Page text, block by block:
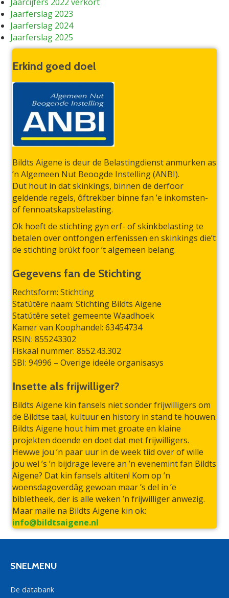
Jaarferslag 2023
Jaarferslag 2024
Jaarferslag 2025
Erkind goed doel
Bildts Aigene is deur de Belastingdienst anmurken as
’n Algemeen Nut Beoogde Instelling (ANBI).
Dut hout in dat skinkings, binnen de derfoor
geldende regels, ôftrekber binne fan ’e inkomsten-
of fennoatskapsbelasting.
Ok hoeft de stichting gyn erf- of skinkbelasting te
betalen over ontfongen erfenissen en skinkings die’t
de stichting brúkt foor ’t algemeen belang.
Gegevens fan de Stichting
Rechtsform: Stichting
Statútêre naam: Stichting Bildts Aigene
Statútêre setel: gemeente Waadhoek
Kamer van Koophandel: 63454734
RSIN: 855243302
Fiskaal nummer: 8552.43.302
SBI: 94996 – Overige ideële organisasys
Insette als frijwilliger?
Bildts Aigene kin fansels niet sonder frijwilligers om
de Bildtse taal, kultuur en history in stand te houwen.
Bildts Aigene hout him met groate en klaine
projekten doende en doet dat met frijwilligers.
Hewwe jou ’n paar uur in de week tiid over of wille
jou wel ’s ’n bijdrage levere an ’n evenemint fan Bildts
Aigene? Dat kin fansels altiten! Kom op ’n
woensdagoverdâg gewoan maar ’s del in ’e
bibletheek, der is alle weken ’n frijwilliger anwezig.
Maar maile na Bildts Aigene kin ok:
info@bildtsaigene.nl
SNELMENU
De databank